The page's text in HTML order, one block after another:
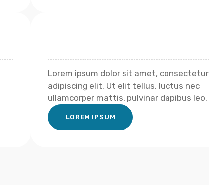
Lorem ipsum dolor sit amet, consectetur
adipiscing elit. Ut elit tellus, luctus nec
ullamcorper mattis, pulvinar dapibus leo.
LOREM IPSUM